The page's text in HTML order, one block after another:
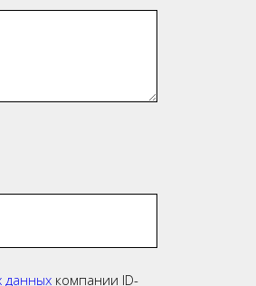
данных компании ID-